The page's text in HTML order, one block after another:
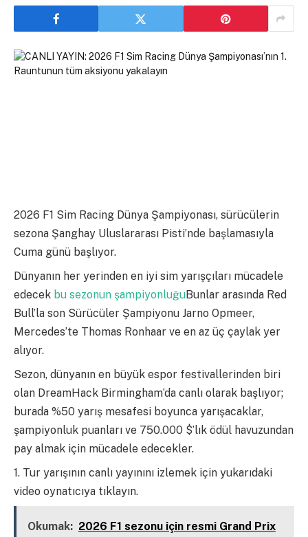
2026 F1 Sim Racing Dünya Şampiyonası, sürücülerin
sezona Şanghay Uluslararası Pisti’nde başlamasıyla
Cuma günü başlıyor.
Dünyanın her yerinden en iyi sim yarışçıları mücadele
edecek bu sezonun şampiyonluğuBunlar arasında Red
Bull’la son Sürücüler Şampiyonu Jarno Opmeer,
Mercedes’te Thomas Ronhaar ve en az üç çaylak yer
alıyor.
Sezon, dünyanın en büyük espor festivallerinden biri
olan DreamHack Birmingham’da canlı olarak başlıyor;
burada %50 yarış mesafesi boyunca yarışacaklar,
şampiyonluk puanları ve 750.000 $’lık ödül havuzundan
pay almak için mücadele edecekler.
1. Tur yarışının canlı yayınını izlemek için yukarıdaki
video oynatıcıya tıklayın.
Okumak: 2026 F1 sezonu için resmi Grand Prix